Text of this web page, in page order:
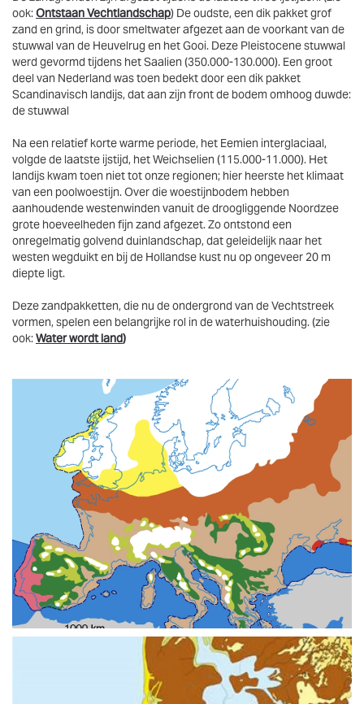
ook:Ontstaan Vechtlandschap) De oudste, een dik pakket grof
zand en grind, is door smeltwater afgezet aan de voorkant van de
stuwwal van de Heuvelrug en het Gooi. Deze Pleistocene stuwwal
werd gevormd tijdens het Saalien (350.000-130.000). Een groot
deel van Nederland was toen bedekt door een dik pakket
Scandinavisch landijs, dat aan zijn front de bodem omhoog duwde:
de stuwwal
Na een relatief korte warme periode, het Eemien interglaciaal,
volgde de laatste ijstijd, het Weichselien (115.000-11.000). Het
landijs kwam toen niet tot onze regionen; hier heerste het klimaat
van een poolwoestijn. Over die woestijnbodem hebben
aanhoudende westenwinden vanuit de droogliggende Noordzee
grote hoeveelheden fijn zand afgezet. Zo ontstond een
onregelmatig golvend duinlandschap, dat geleidelijk naar het
westen wegduikt en bij de Hollandse kust nu op ongeveer 20 m
diepte ligt.
Deze zandpakketten, die nu de ondergrond van de Vechtstreek
vormen, spelen een belangrijke rol in de waterhuishouding. (zie
ook:Water wordt land)
Vergroten